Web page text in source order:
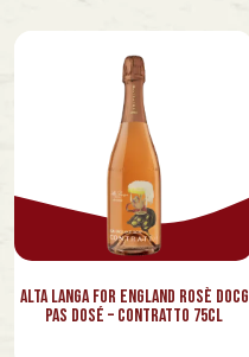
Alta Langa For England Rosè Docg
Pas Dosé – Contratto 75cl